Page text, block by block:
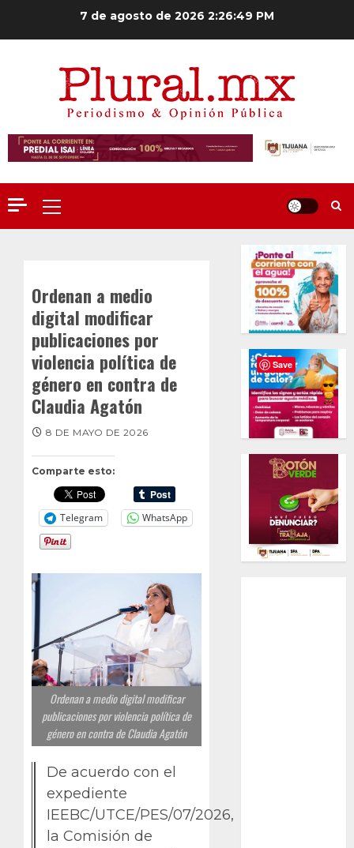
7 de agosto de 20262:26:50 PM
Menú
principal
Ordenan a medio
digital modificar
publicaciones por
violencia política de
género en contra de
Claudia Agatón
Comparte esto:
Telegram WhatsApp
8 DE MAYO DE 2026
Ordenan a medio digital modificar
publicaciones por violencia política de
género en contra de Claudia Agatón
De acuerdo con el
expediente
IEEBC/UTCE/PES/07/2026,
la Comisión de
Save